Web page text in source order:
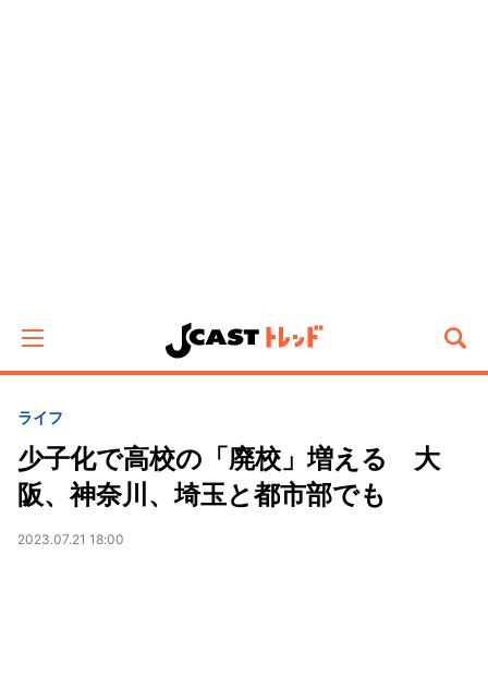
ライフ
少子化で高校の「廃校」増える 大
阪、神奈川、埼玉と都市部でも
2023.07.21 18:00